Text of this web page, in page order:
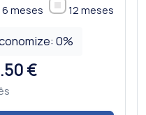
6 meses 12 meses
0%
€